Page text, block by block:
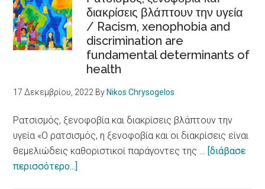
Νέων
για
θετικές
αφηγήσεις
διακρίσεις βλάπτουν την υγεία
/ Racism, xenophobia and
discrimination are
fundamental determinants of
health
17 Δεκεμβρίου, 2022 By Nikos Chrysogelos
Ρατσισμός, ξενοφοβία και διακρίσεις βλάπτουν την
υγεία «Ο ρατσισμός, η ξενοφοβία και οι διακρίσεις είναι
θεμελιώδεις καθοριστικοί παράγοντες της … [διάβασε
περισσότερο...]